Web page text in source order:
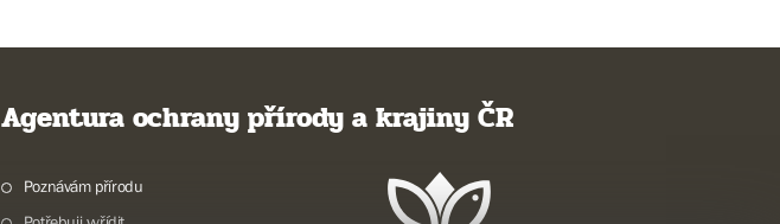
Agentura ochrany přírody a krajiny ČR
Poznávám přírodu